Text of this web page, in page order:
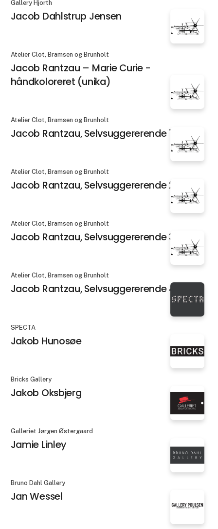
Gallery Hjorth
Jacob Dahlstrup Jensen
Atelier Clot, Bramsen og Brunholt
Jacob Rantzau – Marie Curie -
håndkoloreret (unika)
Atelier Clot, Bramsen og Brunholt
Jacob Rantzau, Selvsuggererende 1
Atelier Clot, Bramsen og Brunholt
Jacob Rantzau, Selvsuggererende 2
Atelier Clot, Bramsen og Brunholt
Jacob Rantzau, Selvsuggererende 3
Atelier Clot, Bramsen og Brunholt
Jacob Rantzau, Selvsuggererende 4
SPECTA
Jakob Hunosøe
Bricks Gallery
Jakob Oksbjerg
Galleriet Jørgen Østergaard
Jamie Linley
Bruno Dahl Gallery
Jan Wessel